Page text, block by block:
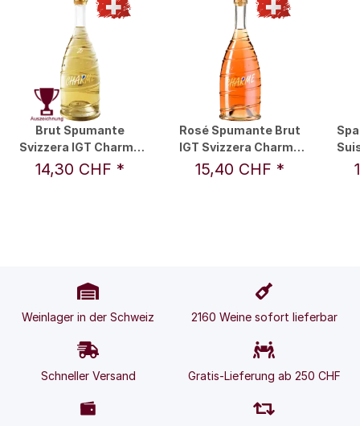
Brut Spumante
Svizzera IGT Charme
0,75 l - Vini & Distillati
Angelo Delea SA
14,30 CHF *
Rosé Spumante Brut
IGT Svizzera Charme
0,75 l - Vini & Distillati
Angelo Delea SA
15,40 CHF *
Weinlager in der Schweiz 2160 Weine sofort lieferbar
Schneller Versand Gratis-Lieferung ab 250 CHF